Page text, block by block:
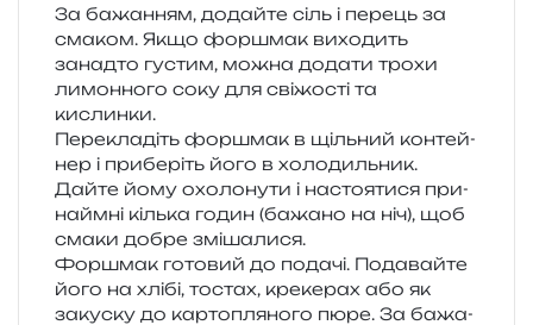
За бажа­н­ням, додай­те сіль і перець за
сма­ком. Якщо фор­шмак вихо­дить
занад­то густим, можна дода­ти трохи
лимон­но­го соку для сві­жо­сті та
кислинки.
Перекладіть фор­шмак в щіль­ний кон­тей­
нер і при­бе­ріть його в холо­диль­ник.
Дайте йому охо­ло­ну­ти і насто­я­ти­ся при­
найм­ні кіль­ка годин (бажа­но на ніч), щоб
смаки добре змішалися.
Форшмак гото­вий до пода­чі. Подавайте
його на хлібі, тостах, кре­ке­рах або як
заку­ску до кар­то­пля­но­го пюре. За бажа­